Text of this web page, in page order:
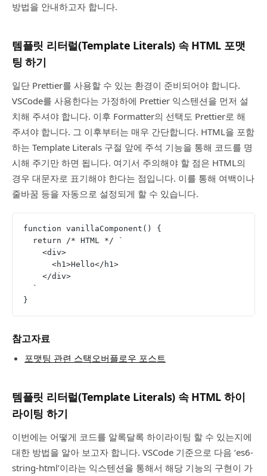
방법을 안내하고자 합니다.
템플릿 리터럴(Template Literals) 속 HTML 포맷
팅 하기
일단 Prettier를 사용할 수 있는 환경이 준비되어야 합니다.
VSCode를 사용한다는 가정하에 Prettier 익스텐션을 먼저 설
치해 주셔야 합니다. 이후 Formatter의 선택도 Prettier로 해
주셔야 합니다. 그 이후부터는 매우 간단합니다. HTML을 포함
하는 Template Literals 구절 앞에 주석 기능을 통해 코드를 명
시해 주기만 하면 됩니다. 여기서 주의해야 할 점은 HTML의
경우 대문자로 표기해야 한다는 점입니다. 이를 통해 여백이나
줄바꿈 등을 자동으로 설정되게 할 수 있습니다.
function vanillaComponent() {
  return /* HTML */ `
    <div>
      <h1>Hello</h1>
    </div>
  `
}
참고자료
포맷팅 관련 스택오버플로우 포스트
템플릿 리터럴(Template Literals) 속 HTML 하이
라이팅 하기
이번에는 어떻게 코드를 알록달록 하이라이팅 할 수 있는지에
대한 방법을 알아 보고자 합니다. VSCode 기준으로 다음 ‘es6-
string-html’이라는 익스텐션을 통해서 해당 기능의 구현이 가